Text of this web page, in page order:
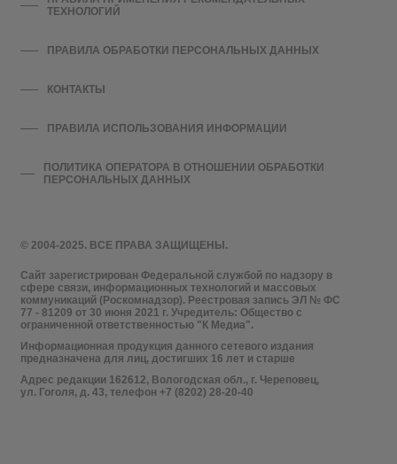
© 2004-2025. ВСЕ ПРАВА ЗАЩИЩЕНЫ.
Сайт зарегистрирован Федеральной службой по надзору в
сфере связи, информационных технологий и массовых
коммуникаций (Роскомнадзор). Реестровая запись ЭЛ № ФС
77 - 81209 от 30 июня 2021 г. Учредитель: Общество с
ограниченной ответственностью "К Медиа".
Информационная продукция данного сетевого издания
предназначена для лиц, достигших 16 лет и старше
Адрес редакции 162612, Вологодская обл., г. Череповец,
ул. Гоголя, д. 43, телефон +7 (8202) 28-20-40
ТЕХНОЛОГИЙ
ПРАВИЛА ОБРАБОТКИ ПЕРСОНАЛЬНЫХ ДАННЫХ
КОНТАКТЫ
ПРАВИЛА ИСПОЛЬЗОВАНИЯ ИНФОРМАЦИИ
ПОЛИТИКА ОПЕРАТОРА В ОТНОШЕНИИ ОБРАБОТКИ
ПЕРСОНАЛЬНЫХ ДАННЫХ